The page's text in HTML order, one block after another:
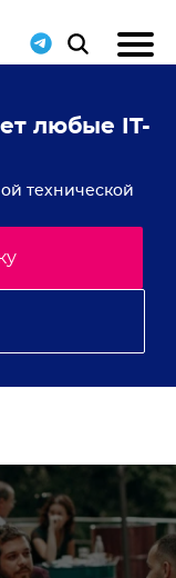
любые IT-
технической